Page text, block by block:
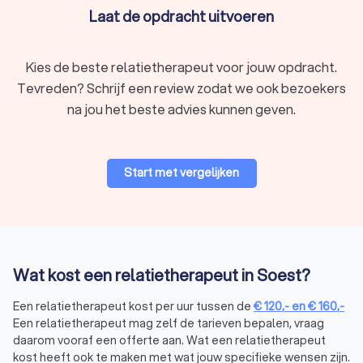
Communicatiestops waarbij gezinsleden het contact
met elkaar zijn verloren.
Gezinstherapie helpt om de onderlinge verbondenheid te
versterken en een veilige thuisbasis te creëren. Het leert
benaderen en gezonde grenzen aan te geven. Hierdoor groeit
niet alleen het individuele welzijn, maar ook de veerkracht van
het gezin als geheel.
relatietherapeuten?
Elke relatietherapeut hanteert een eigen aanpak, gebaseerd
op persoonlijke voorkeur, specialisaties en ervaring. Een
relatietherapeut richt zich soms op één specifieke methode,
maar kan ook meerdere therapievormen combineren om tot
een behandeling te komen die het beste past bij jullie als
Laat de opdracht uitvoeren
Kies de beste relatietherapeut voor jouw opdracht.
Tevreden? Schrijf een review zodat we ook bezoekers
na jou het beste advies kunnen geven.
Start met vergelijken
Wat kost een relatietherapeut in Soest?
Een relatietherapeut kost per uur tussen de €120,- en€160,-
Een relatietherapeut mag zelf de tarieven bepalen, vraag
daarom vooraf een offerte aan. Wat een relatietherapeut
kost heeft ook te maken met wat jouw specifieke wensen zijn.